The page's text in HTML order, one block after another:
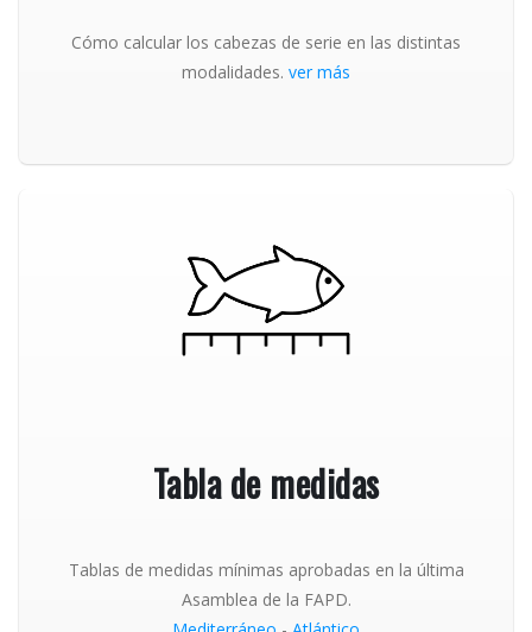
Cómo calcular los cabezas de serie en las distintas
modalidades. ver más
Tabla de medidas
Tablas de medidas mínimas aprobadas en la última
Asamblea de la FAPD.